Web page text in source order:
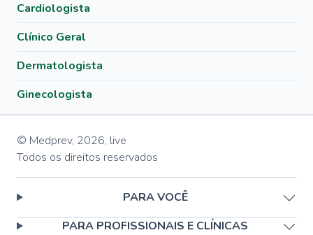
Cardiologista
Clínico Geral
Dermatologista
Ginecologista
© Medprev, 2026, live
Todos os direitos reservados
PARA VOCÊ
PARA PROFISSIONAIS E CLÍNICAS